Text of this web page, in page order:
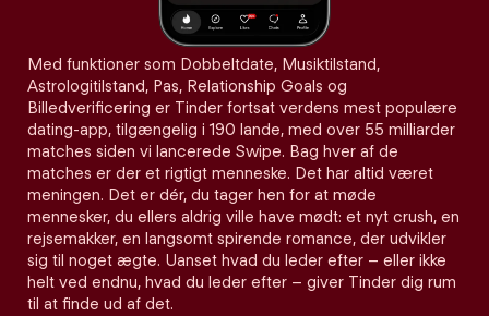
Med funktioner som Dobbeltdate, Musiktilstand,
Astrologitilstand, Pas, Relationship Goals og
Billedverificering er Tinder fortsat verdens mest populære
dating-app, tilgængelig i 190 lande, med over 55 milliarder
matches siden vi lancerede Swipe. Bag hver af de
matches er der et rigtigt menneske. Det har altid været
meningen. Det er dér, du tager hen for at møde
mennesker, du ellers aldrig ville have mødt: et nyt crush, en
rejsemakker, en langsomt spirende romance, der udvikler
sig til noget ægte. Uanset hvad du leder efter – eller ikke
helt ved endnu, hvad du leder efter – giver Tinder dig rum
til at finde ud af det.